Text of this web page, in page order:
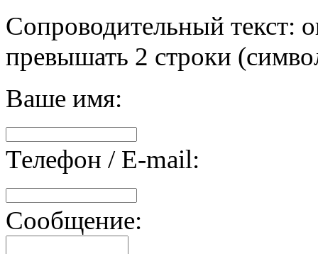
Сопроводительный текст:
превышать 2 строки
Ваше имя:
Телефон / E-mail:
Сообщение: